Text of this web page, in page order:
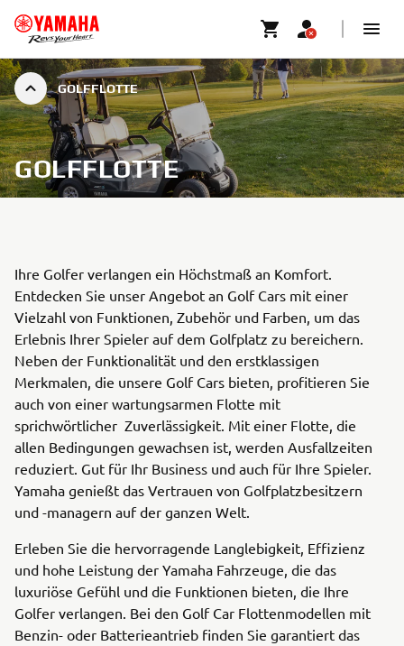
GOLFFLOTTE
GOLFFLOTTE
Ihre Golfer verlangen ein Höchstmaß an Komfort.
Entdecken Sie unser Angebot an Golf Cars mit einer
Vielzahl von Funktionen, Zubehör und Farben, um das
Erlebnis Ihrer Spieler auf dem Golfplatz zu bereichern.
Neben der Funktionalität und den erstklassigen
Merkmalen, die unsere Golf Cars bieten, profitieren Sie
auch von einer wartungsarmen Flotte mit
sprichwörtlicher Zuverlässigkeit. Mit einer Flotte, die
allen Bedingungen gewachsen ist, werden Ausfallzeiten
reduziert. Gut für Ihr Business und auch für Ihre Spieler.
Yamaha genießt das Vertrauen von Golfplatzbesitzern
und -managern auf der ganzen Welt.
Erleben Sie die hervorragende Langlebigkeit, Effizienz
und hohe Leistung der Yamaha Fahrzeuge, die das
luxuriöse Gefühl und die Funktionen bieten, die Ihre
Golfer verlangen. Bei den Golf Car Flottenmodellen mit
Benzin- oder Batterieantrieb finden Sie garantiert das